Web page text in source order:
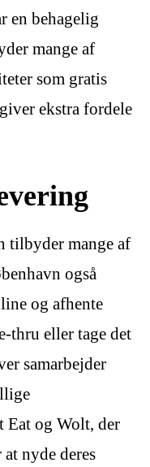
en behagelig
mange af
som gratis
ekstra fordele
tilbyder mange af
også
og afhente
thru eller tage det
samarbejder
Eat og Wolt, der
nyde deres